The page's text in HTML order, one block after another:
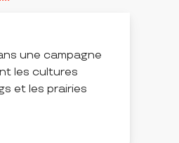
une campagne
les cultures
et les prairies